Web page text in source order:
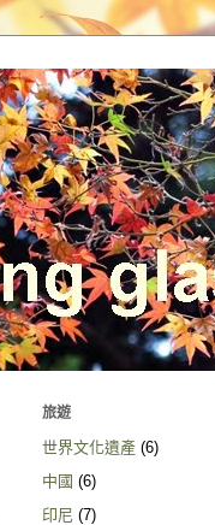
旅遊
世界文化遺產 (6)
中國 (6)
印尼 (7)